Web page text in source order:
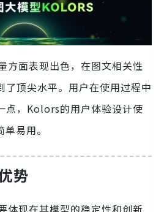
方面表现出色，在图文相关性
了顶尖水平。用户在使用过程中
点，Kolors的用户体验设计使
易用。
势
体现在其模型的稳定性和创新